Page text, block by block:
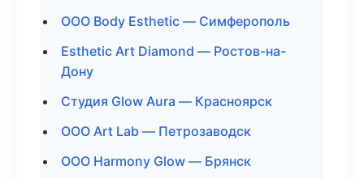
ООО Body Esthetic — Симферополь
Esthetic Art Diamond — Ростов-на-
Дону
Студия Glow Aura — Красноярск
ООО Art Lab — Петрозаводск
ООО Harmony Glow — Брянск